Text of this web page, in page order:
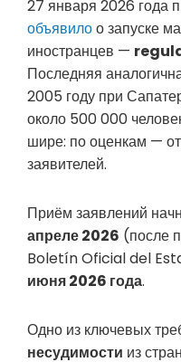
27 января 2026 года
объявилоо запуске
иностранцев —
Последняя
2005 году при
около 500 000
шире: по оценкам —
заявителей.
Приём заявлений
апреле 2026 (после
Boletín Oficial del
июня 2026 года.
Одно из ключевых
несудимости из